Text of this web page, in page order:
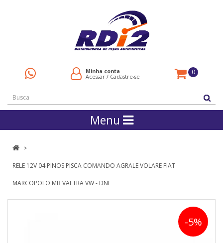
Minha conta
Acessar / Cadastre-se
0
Menu
RELE 12V 04 PINOS PISCA COMANDO AGRALE VOLARE FIAT
MARCOPOLO MB VALTRA VW - DNI
-5%